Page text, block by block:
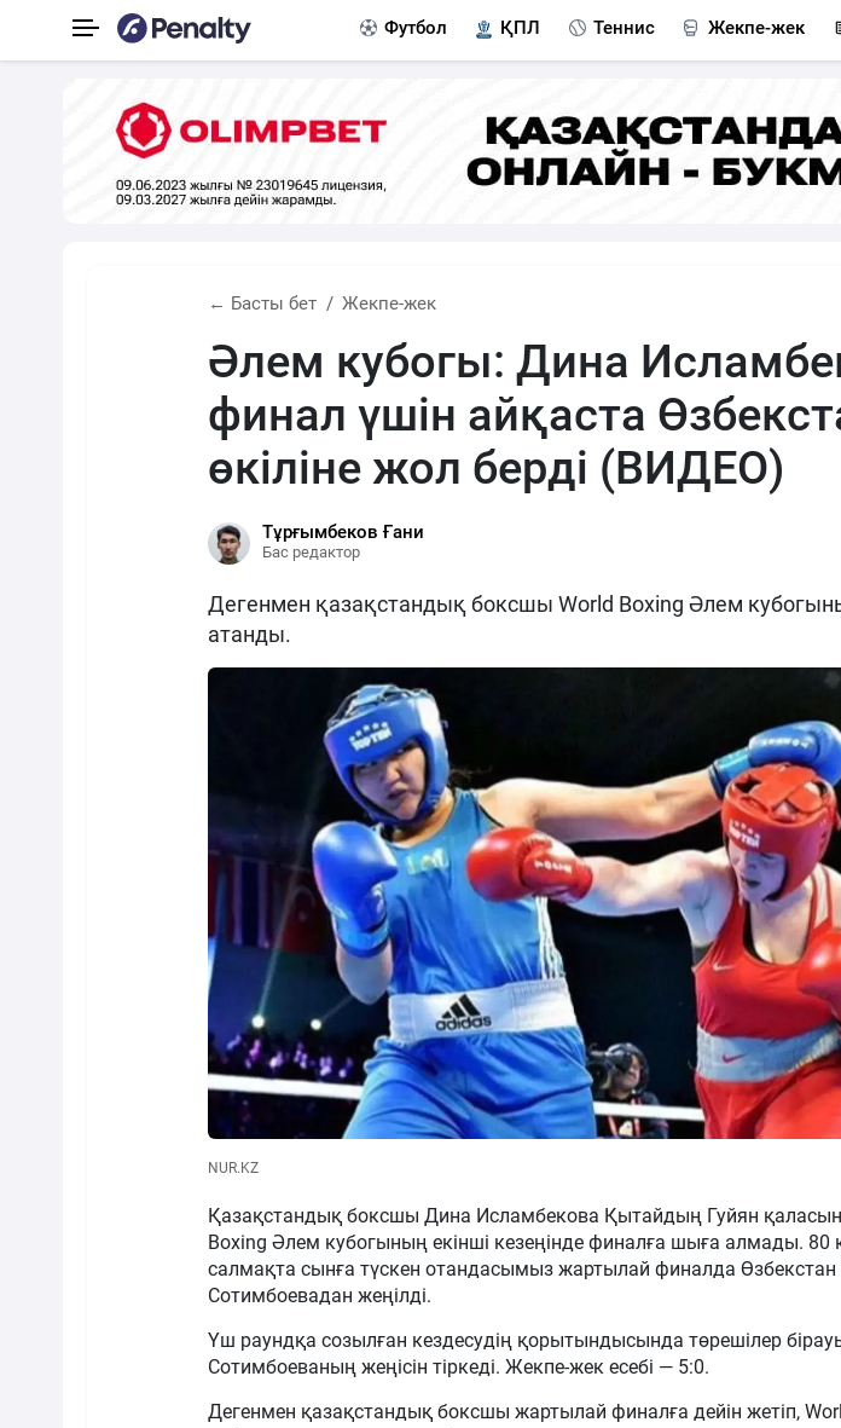
Футбол ҚПЛ Теннис Жекпе-жек
← Басты бет Жекпе-жек
Әлем кубогы: Дина
финал үшін айқаста
өкіліне жол берді (ВИДЕО)
Тұрғымбеков Ғани
Бас редактор
Дегенмен қазақстандық боксшы World Boxing Әлем
атанды.
NUR.KZ
Қазақстандық боксшы Дина Исламбекова Қытайдың Гуйян
Boxing Әлем кубогының екінші кезеңінде финалға шыға алмады. 80
салмақта сынға түскен отандасымыз жартылай финалда Өзбекстан
Сотимбоевадан жеңілді.
Үш раундқа созылған кездесудің қорытындысында төрешілер
Сотимбоеваның жеңісін тіркеді. Жекпе-жек есебі — 5:0.
Дегенмен қазақстандық боксшы жартылай финалға дейін жетіп,